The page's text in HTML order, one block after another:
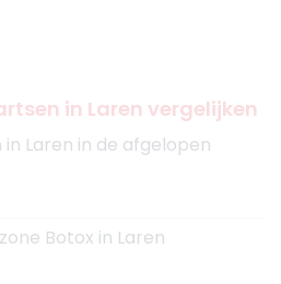
in Laren vergelijken
Laren in de afgelopen
Botox in Laren